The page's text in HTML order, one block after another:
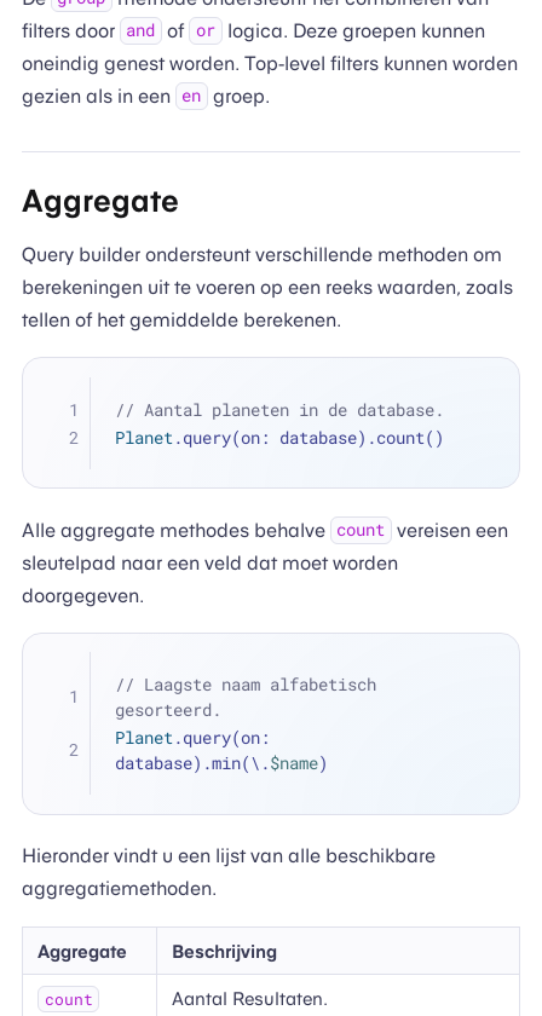
filters door and of or
logica. Deze groepen kunnen
oneindig genest worden. Top-level filters kunnen worden
gezien als in een en groep.
Aggregate
Query builder ondersteunt verschillende methoden om
berekeningen uit te voeren op een reeks waarden, zoals
tellen of het gemiddelde berekenen.
// Aantal planeten in de database.
Planet .query(on: database).count()
Alle aggregate methodes behalve count vereisen een
sleutelpad naar een veld dat moet worden
doorgegeven.
// Laagste naam alfabetisch
gesorteerd.
Planet.query(on:
database).min(\.$name)
Hieronder vindt u een lijst van alle beschikbare
aggregatiemethoden.
Aggregate Beschrijving
count Aantal Resultaten.